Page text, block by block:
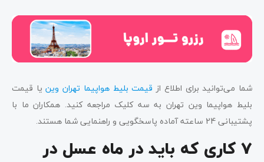
شما می‌توانید برای اطلاع از قیمت بلیط هواپیما تهران وینیا قیمت
بلیط هواپیما وین تهران به سه کلیک مراجعه کنید. همکاران ما با
پشتیبانی 24 ساعته آماده پاسخگویی و راهنمایی شما هستند.
7 کاری که باید در ماه عسل در